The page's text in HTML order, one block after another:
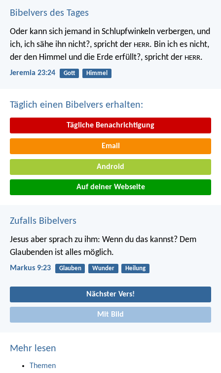
Bibelvers des Tages
Oder kann sich jemand in Schlupfwinkeln verbergen, und
ich, ich sähe ihn nicht?, spricht der HERR. Bin ich es nicht,
der den Himmel und die Erde erfüllt?, spricht der HERR.
Jeremia 23:24 Gott Himmel
Täglich einen Bibelvers erhalten:
Tägliche Benachrichtigung
Email
Android
Auf deiner Webseite
Zufalls Bibelvers
Jesus aber sprach zu ihm: Wenn du das kannst? Dem
Glaubenden ist alles möglich.
Markus 9:23 Glauben Wunder Heilung
Nächster Vers!
Mit Bild
Mehr lesen
Themen